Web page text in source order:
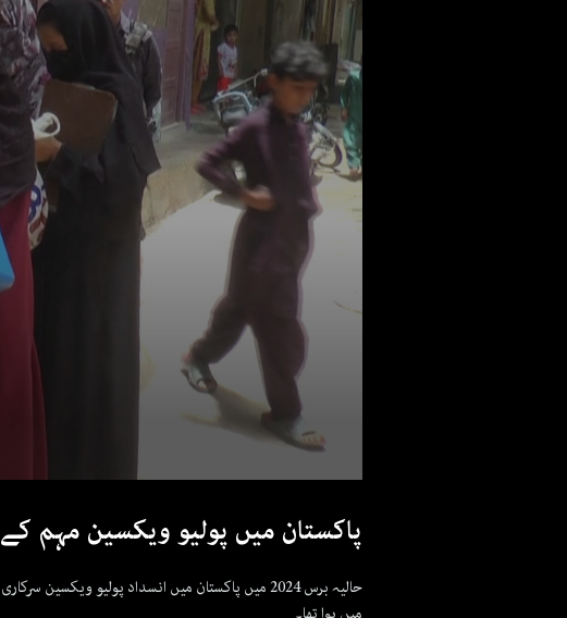
پاکستان میں پولیو ویکسین مہم کے 30 سال مکمل، خاتمہ کیوں نہ ہوا؟
میں ہوا تھا۔